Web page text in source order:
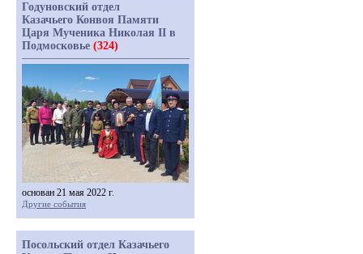
Годуновский отдел
Казачьего Конвоя Памяти
Царя Мученика Николая II в
Подмосковье (324)
основан 21 мая 2022 г.
Другие события
Посольский отдел Казачьего